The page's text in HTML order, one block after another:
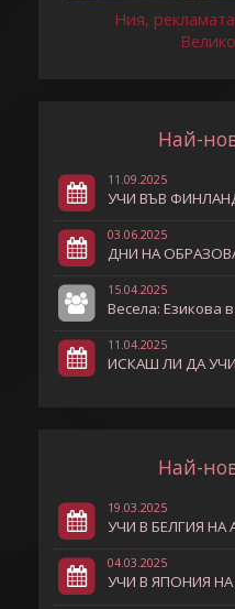
Ния,
Най-
11.09.2025
УЧИ ВЪВ
03.06.2025
ДНИ НА
15.04.2025
Весела: Езикова
11.04.2025
ИСКАШ ЛИ ДА
Най-
19.03.2025
УЧИ В БЕЛГИЯ НА
04.03.2025
УЧИ В ЯПОНИЯ